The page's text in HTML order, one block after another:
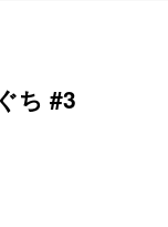
ち #3